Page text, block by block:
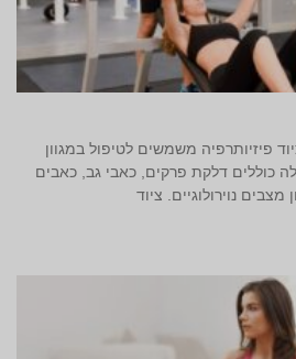
פיזיותרפיה משמשים לטיפול במגוון
כוללים דלקת פרקים, כאבי גב, כאבים
מצבים נוירולוגיים. ציוד